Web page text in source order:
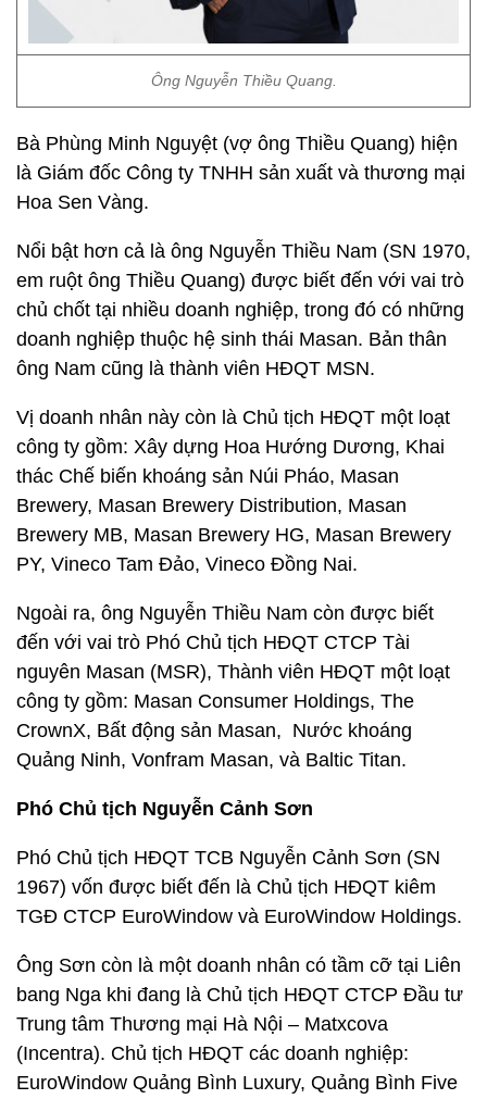
Ông Nguyễn Thiều Quang.
Bà Phùng Minh Nguyệt (vợ ông Thiều Quang) hiện
là Giám đốc Công ty TNHH sản xuất và thương mại
Hoa Sen Vàng.
Nổi bật hơn cả là ông Nguyễn Thiều Nam (SN 1970,
em ruột ông Thiều Quang) được biết đến với vai trò
chủ chốt tại nhiều doanh nghiệp, trong đó có những
doanh nghiệp thuộc hệ sinh thái Masan. Bản thân
ông Nam cũng là thành viên HĐQT MSN.
Vị doanh nhân này còn là Chủ tịch HĐQT một loạt
công ty gồm: Xây dựng Hoa Hướng Dương, Khai
thác Chế biến khoáng sản Núi Pháo, Masan
Brewery, Masan Brewery Distribution, Masan
Brewery MB, Masan Brewery HG, Masan Brewery
PY, Vineco Tam Đảo, Vineco Đồng Nai.
Ngoài ra, ông Nguyễn Thiều Nam còn được biết
đến với vai trò Phó Chủ tịch HĐQT CTCP Tài
nguyên Masan (MSR), Thành viên HĐQT một loạt
công ty gồm: Masan Consumer Holdings, The
CrownX, Bất động sản Masan, Nước khoáng
Quảng Ninh, Vonfram Masan, và Baltic Titan.
Phó Chủ tịch Nguyễn Cảnh Sơn
Phó Chủ tịch HĐQT TCB Nguyễn Cảnh Sơn (SN
1967) vốn được biết đến là Chủ tịch HĐQT kiêm
TGĐ CTCP EuroWindow và EuroWindow Holdings.
Ông Sơn còn là một doanh nhân có tầm cỡ tại Liên
bang Nga khi đang là Chủ tịch HĐQT CTCP Đầu tư
Trung tâm Thương mại Hà Nội – Matxcova
(Incentra). Chủ tịch HĐQT các doanh nghiệp:
EuroWindow Quảng Bình Luxury, Quảng Bình Five